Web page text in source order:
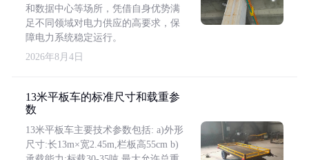
和数据中心等场所，凭借自身优势满
足不同领域对电力供应的高要求，保
障电力系统稳定运行。
2026年8月4日
13米平板车的标准尺寸和载重参
数
13米平板车主要技术参数包括: a)外形
尺寸:长13m×宽2.45m,栏板高55cm b)